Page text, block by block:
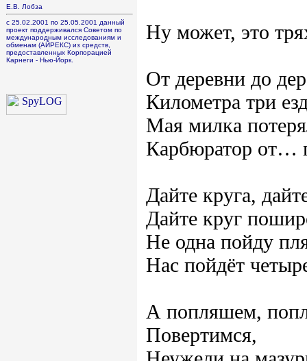
Е.В. Лобза
с 25.02.2001 по 25.05.2001 данный
проект поддерживался Советом по
международным исследованиям и
обменам (АЙРЕКС) из средств,
предоставленных Корпорацией
Карнеги - Нью-Йорк.
Ну может, это
От деревни до
Километра три
Мая милка
Карбюратор от…
Дайте круга,
Дайте круг
Не одна пойду
Нас пойдёт
А попляшем,
Повертимся,